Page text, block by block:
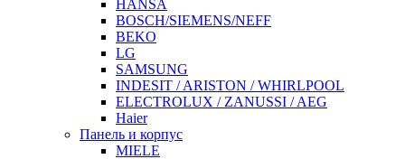
HANSA
BOSCH/SIEMENS/NEFF
BEKO
LG
SAMSUNG
INDESIT / ARISTON / WHIRLPOOL
ELECTROLUX / ZANUSSI / AEG
Haier
Панель и корпус
MIELE